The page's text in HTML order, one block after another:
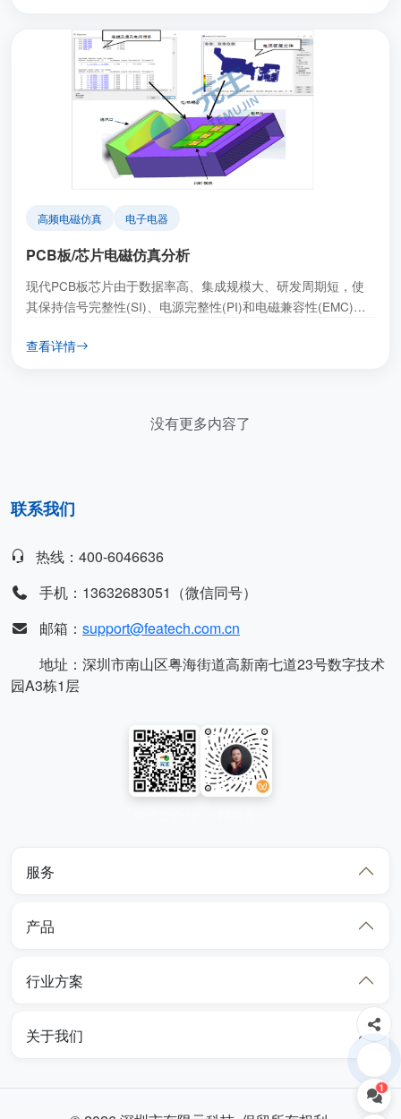
高频电磁仿真 电子电器
PCB板/芯片电磁仿真分析
现代PCB板芯片由于数据率高、集成规模大、研发周期短，使
其保持信号完整性(SI)、电源完整性(PI)和电磁兼容性(EMC)的
布局进行设计、分析和...
查看详情
没有更多内容了
联系我们
热线：400-6046636
手机：13632683051（微信同号）
邮箱： support@featech.com.cn
地址：深圳市南山区粤海街道高新南七道23号数字技术
园A3栋1层
服务
产品
行业方案
关于我们
1